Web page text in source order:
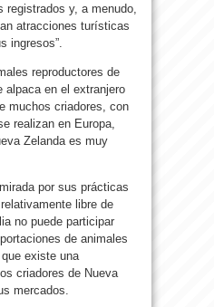
registrados y, a menudo,
atracciones turísticas
ingresos”.
reproductores de
alpaca en el extranjero
muchos criadores, con
realizan en Europa,
Zelanda es muy
por sus prácticas
libre de
no puede participar
de animales
existe una
criadores de Nueva
mercados.